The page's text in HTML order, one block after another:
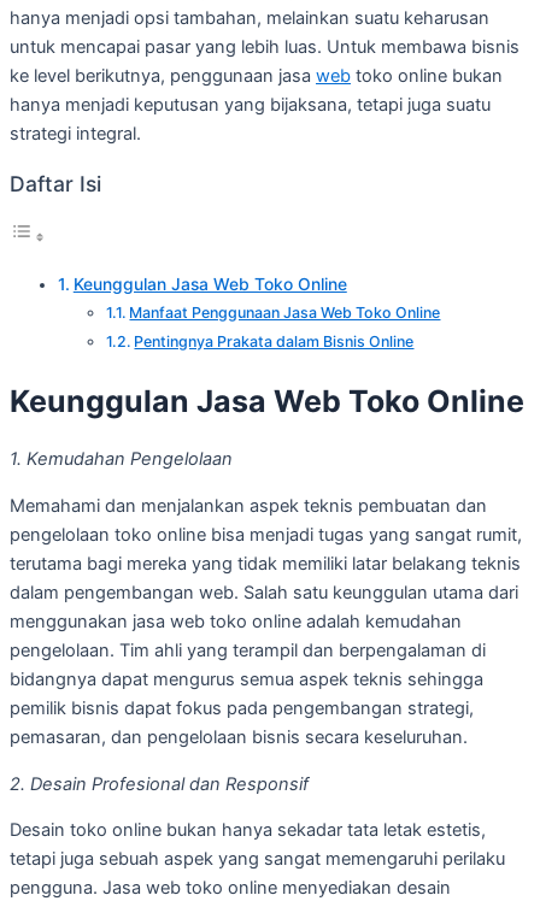
hanya menjadi opsi tambahan, melainkan suatu keharusan
untuk mencapai pasar yang lebih luas. Untuk membawa bisnis
ke level berikutnya, penggunaan jasa web toko online bukan
hanya menjadi keputusan yang bijaksana, tetapi juga suatu
strategi integral.
Daftar Isi
Keunggulan Jasa Web Toko Online
Manfaat Penggunaan Jasa Web Toko Online
Pentingnya Prakata dalam Bisnis Online
Keunggulan Jasa Web Toko Online
1. Kemudahan Pengelolaan
Memahami dan menjalankan aspek teknis pembuatan dan
pengelolaan toko online bisa menjadi tugas yang sangat rumit,
terutama bagi mereka yang tidak memiliki latar belakang teknis
dalam pengembangan web. Salah satu keunggulan utama dari
menggunakan jasa web toko online adalah kemudahan
pengelolaan. Tim ahli yang terampil dan berpengalaman di
bidangnya dapat mengurus semua aspek teknis sehingga
pemilik bisnis dapat fokus pada pengembangan strategi,
pemasaran, dan pengelolaan bisnis secara keseluruhan.
2. Desain Profesional dan Responsif
Desain toko online bukan hanya sekadar tata letak estetis,
tetapi juga sebuah aspek yang sangat memengaruhi perilaku
pengguna. Jasa web toko online menyediakan desain